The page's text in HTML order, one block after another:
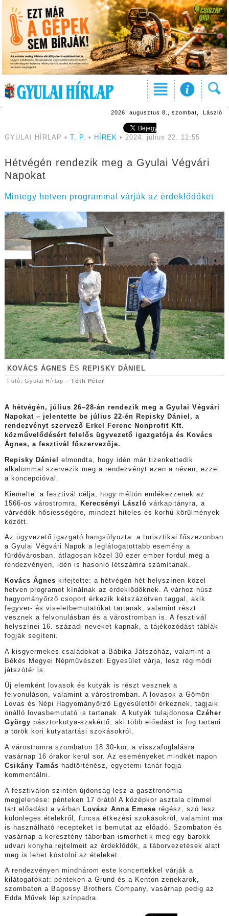
2026. augusztus 8., szombat, László
GYULAI HÍRLAP • T. P. • HÍREK • 2024. július 22. 12:55
Hétvégén rendezik meg a Gyulai Végvári
Napokat
Mintegy hetven programmal várják az érdeklődőket
KOVÁCS ÁGNES ÉS REPISKY DÁNIEL
Fotó: Gyulai Hírlap – Tóth Péter
A hétvégén, július 26–28-án rendezik meg a Gyulai Végvári
Napokat – jelentette be július 22-én Repisky Dániel, a
rendezvényt szervező Erkel Ferenc Nonprofit Kft.
közművelődésért felelős ügyvezető igazgatója és Kovács
Ágnes, a fesztivál főszervezője.
Repisky Dániel elmondta, hogy idén már tizenkettedik
alkalommal szervezik meg a rendezvényt ezen a néven, ezzel
a koncepcióval.
Kiemelte: a fesztivál célja, hogy méltón emlékezzenek az
1566-os várostromra,
Kerecsényi László várkapitányra, a
várvédők hősiességére, mindezt hiteles és korhű körülmények
között.
Az ügyvezető igazgató hangsúlyozta: a turisztikai főszezonban
a Gyulai Végvári Napok a leglátogatottabb esemény a
fürdővárosban, átlagosan közel 30 ezer ember fordul meg a
rendezvényen, idén is hasonló létszámra számítanak.
Kovács Ágnes kifejtette: a hétvégén hét helyszínen közel
hetven programot kínálnak az érdeklődőknek. A várhoz húsz
hagyományőrző csoport érkezik kétszázötven taggal, akik
fegyver- és viseletbemutatókat tartanak, valamint részt
vesznek a felvonulásban és a várostromban is. A fesztivál
helyszínei 16. századi neveket kapnak, a tájékozódást táblák
fogják segíteni.
A kisgyermekes családokat a Bábika Játszóház, valamint a
Békés Megyei Népművészeti Egyesület várja, lesz régimódi
játszótér is.
Új elemként lovasok és kutyák is részt vesznek a
felvonuláson, valamint a várostromban. A lovasok a Gömöri
Lovas és Népi Hagyományőrző Egyesülettől érkeznek, tagjaik
önálló lovasbemutató is tartanak. A kutyák tulajdonosa Czéher
György pásztorkutya-szakértő, aki több előadást is fog tartani
a török kori kutyatartási szokásokról.
A várostromra szombaton 18.30-kor, a visszafoglalásra
vasárnap 16 órakor kerül sor. Az eseményeket mindkét napon
Csikány Tamás hadtörténész, egyetemi tanár fogja
kommentálni.
A fesztiválon szintén újdonság lesz a gasztronómia
megjelenése: pénteken 17 órától A középkor asztala címmel
tart előadást a várban Lovász Anna Emese régész, szó lesz
különleges ételekről, furcsa étkezési szokásokról, valamint ma
is használható recepteket is bemutat az előadó. Szombaton és
vasárnap a keresztény táborban ismerhetik meg egy barokk
udvari konyha rejtelmeit az érdeklődők, a táborvezetések alatt
meg is lehet kóstolni az ételeket.
A rendezvényen mindhárom este koncertekkel várják a
kilátogatókat: pénteken a Grund és a Kenton zenekarok,
szombaton a Bagossy Brothers Company, vasárnap pedig az
Edda Művek lép színpadra.